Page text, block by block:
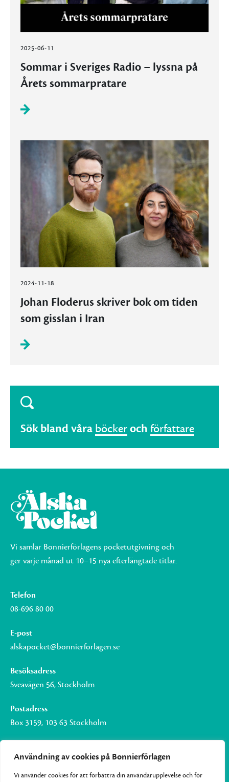
Användning av cookies på Bonnierförlagen
Vi använder cookies för att förbättra din användarupplevelse och för
2025-06-11
Sommar i Sveriges Radio – lyssna på
Årets sommarpratare
2024-11-18
Johan Floderus skriver bok om tiden
som gisslan i Iran
Sök bland våra böckeroch författare
Vi samlar Bonnierförlagens pocketutgivning och
ger varje månad ut 10–15 nya efterlängtade titlar.
Telefon
08-696 80 00
E-post
alskapocket@bonnierforlagen.se
Besöksadress
Sveavägen 56, Stockholm
Postadress
Box 3159, 103 63 Stockholm
Om Bonnierförlagen